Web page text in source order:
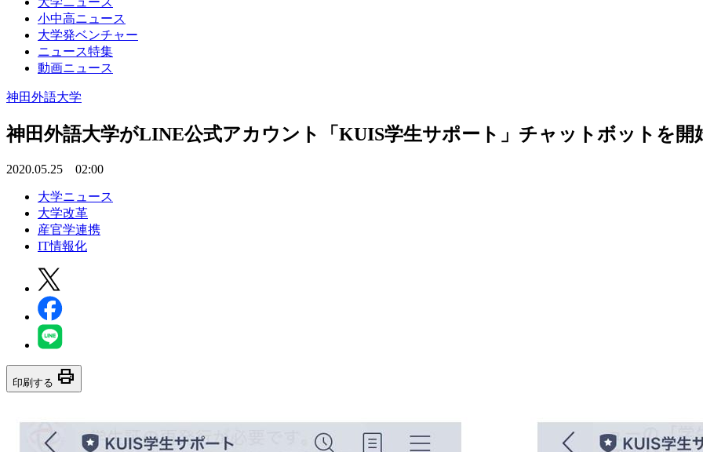
小中高ニュース
大学発ベンチャー
ニュース特集
動画ニュース
神田外語大学
神田外語大学がLINE公式アカウント「KUIS学生サポート」チャットボットを開
2020.05.25 02:00
大学ニュース
大学改革
産官学連携
IT情報化
印刷する print